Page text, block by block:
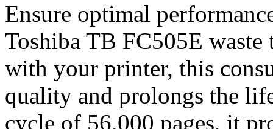
Ensure optimal
Toshiba TB FC505E
with your printer, this
quality and prolongs the
cycle of 56,000 pages, it